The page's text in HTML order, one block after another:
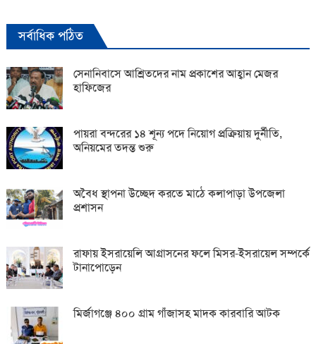
সর্বাধিক পঠিত
সেনানিবাসে আশ্রিতদের নাম প্রকাশের আহ্বান মেজর
হাফিজের
পায়রা বন্দরের ১৪ শূন্য পদে নিয়োগ প্রক্রিয়ায় দুর্নীতি,
অনিয়মের তদন্ত শুরু
অবৈধ স্থাপনা উচ্ছেদ করতে মাঠে কলাপাড়া উপজেলা
প্রশাসন
রাফায় ইসরায়েলি আগ্রাসনের ফলে মিসর-ইসরায়েল সম্পর্কে
টানাপোড়েন
মির্জাগঞ্জে ৪০০ গ্রাম গাঁজাসহ মাদক কারবারি আটক